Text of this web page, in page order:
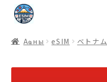
ナ
ビ
ー
ョ
コ
ン
ン
ス
Аҩны еSIM ベトナム